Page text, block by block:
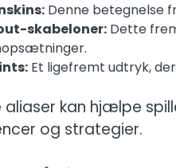
Denne betegnelse
skabeloner: Dette
Et ligefremt udtryk,
kan hjælpe
og strategier.